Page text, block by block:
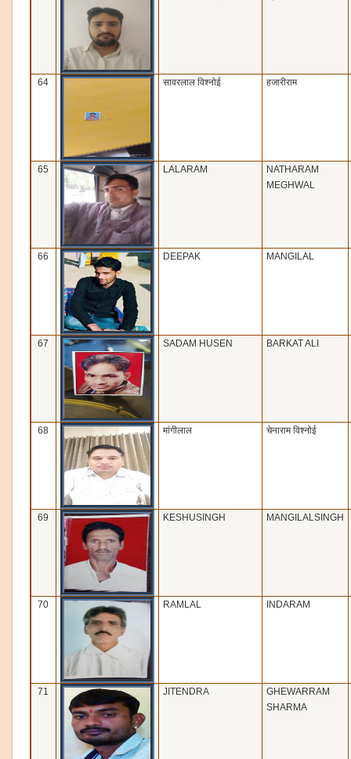
64 सावरलाल विश्‍नोई हजारीराम
65 LALARAM
NATHARAM
MEGHWAL
66 DEEPAK MANGILAL
67 SADAM HUSEN BARKAT ALI
68 मांगीलाल चेनाराम विश्‍नोई
69 KESHUSINGH MANGILALSINGH
70 RAMLAL INDARAM
71 JITENDRA
GHEWARRAM
SHARMA